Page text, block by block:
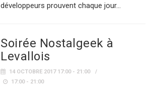
développeurs prouvent chaque jour…
Soirée Nostalgeek à
Levallois
14 OCTOBRE 2017 17:00 - 21:00
17:00 - 21:00